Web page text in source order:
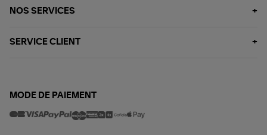
NOS SERVICES
SERVICE CLIENT
MODE DE PAIEMENT